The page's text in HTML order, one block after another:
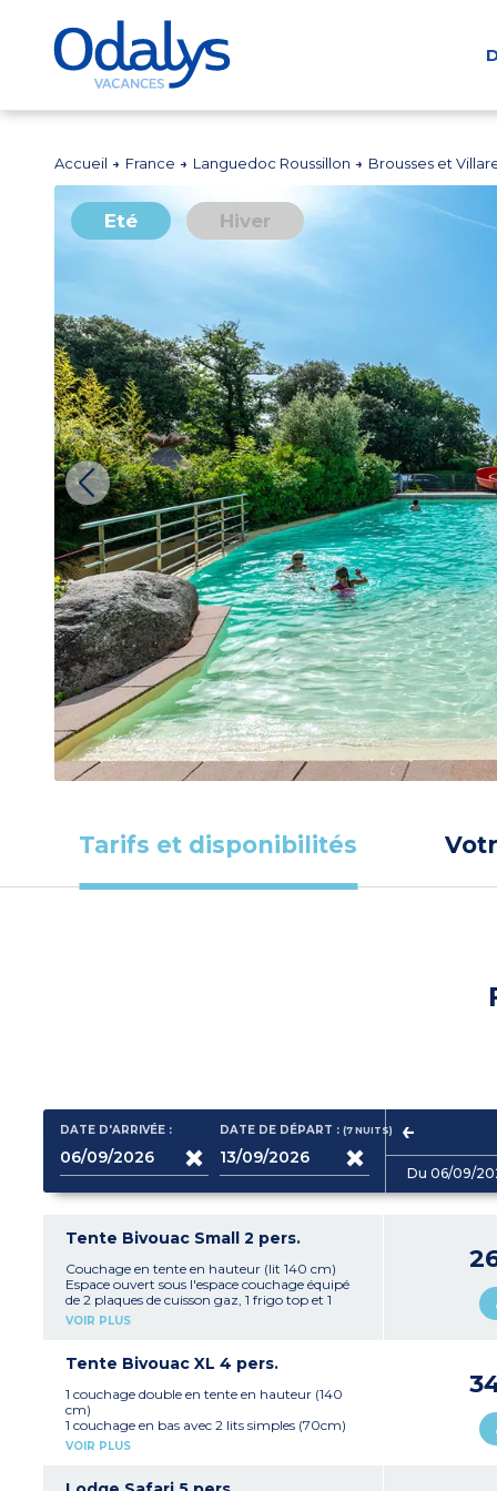
Accueil France Languedoc Roussillon Brousses et
Eté Hiver
Tarifs et disponibilités
DATE D'ARRIVÉE : DATE DE DÉPART :(7NUITS)
Du 06/09/
Tente Bivouac Small 2 pers.
Couchage en tente en hauteur (lit 140 cm)
Espace ouvert sous l'espace couchage équipé
de 2 plaques de cuisson gaz, 1 frigo top et 1
table de pique-nique
À noter :
- Logement sans sanitaire ni arrivée d’eau
(sanitaires du camping à proximité)
- Chiens non acceptés
- Possibilité de louer le pack vaisselle
- Hébergement insolite en pleine nature
VOIR PLUS
Tente Bivouac XL 4 pers.
1 couchage double en tente en hauteur (140
cm)
1 couchage en bas avec 2 lits simples (70cm)
1 espace kitchenette couvert, fermé et équipé (2
Capacité max. 4 personnes
VOIR PLUS